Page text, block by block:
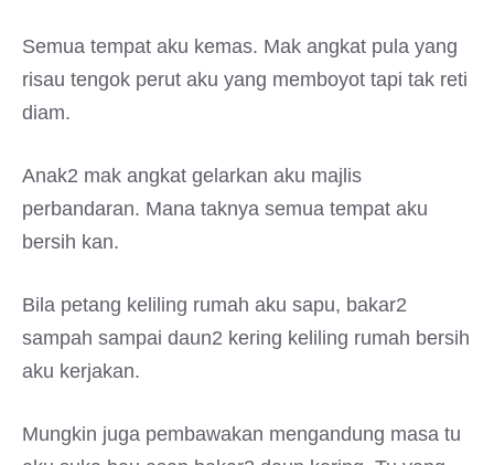
Semua tempat aku kemas. Mak angkat pula yang
risau tengok perut aku yang memboyot tapi tak reti
diam.
Anak2 mak angkat gelarkan aku majlis
perbandaran. Mana taknya semua tempat aku
bersih kan.
Bila petang keliling rumah aku sapu, bakar2
sampah sampai daun2 kering keliling rumah bersih
aku kerjakan.
Mungkin juga pembawakan mengandung masa tu